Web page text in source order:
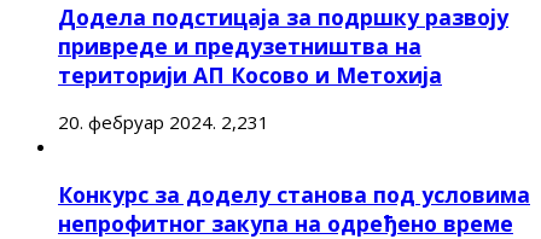
Додела подстицаја за подршку развоју
привреде и предузетништва на
територији АП Косово и Метохија
20. фебруар 2024. 2,231
Конкурс за доделу станова под условима
непрофитног закупа на одређено време